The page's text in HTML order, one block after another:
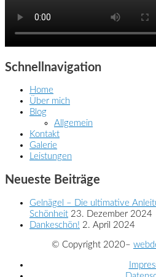
Schnellnavigation
Home
Über mich
Blog
Allgemein
Kontakt
Galerie
Leistungen
Neueste Beiträge
Gelnägel – Die ultimative
Schönheit 23. Dezember 2024
Dankeschön! 2. April 2024
© Copyright 2020–